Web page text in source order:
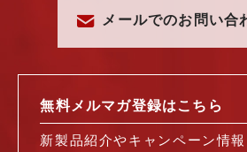
メールでのお問い合
無料メルマガ登録はこちら
新製品紹介やキャンペーン情報